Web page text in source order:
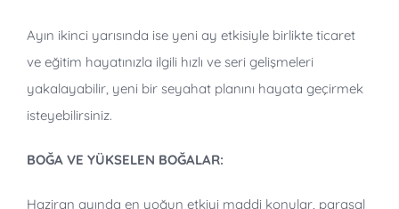
Ayın ikinci yarısında ise yeni ay etkisiyle birlikte ticaret
ve eğitim hayatınızla ilgili hızlı ve seri gelişmeleri
yakalayabilir, yeni bir seyahat planını hayata geçirmek
isteyebilirsiniz.
BOĞA VE YÜKSELEN BOĞALAR:
Haziran ayında en yoğun etkiyi maddi konular, parasal